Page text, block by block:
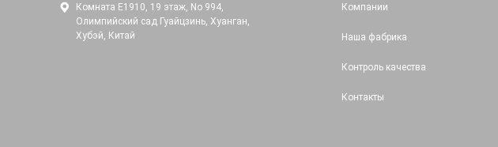
Комната E1910, 19 этаж, No 994,
Олимпийский сад Гуайцзинь, Хуанган,
Хубэй, Китай
Компании
Наша фабрика
Контроль качества
Контакты